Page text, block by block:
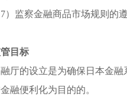
）监察金融商品市场规则的
目标
厅的设立是为确保日本金
融便利化为目的的。